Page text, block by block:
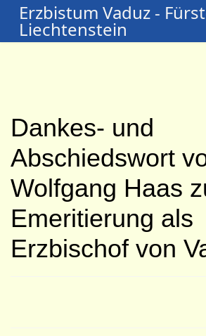
Erzbistum Vaduz -
Liechtenstein
Dankes- und
Abschiedswort
Wolfgang Haas
Emeritierung als
Erzbischof von